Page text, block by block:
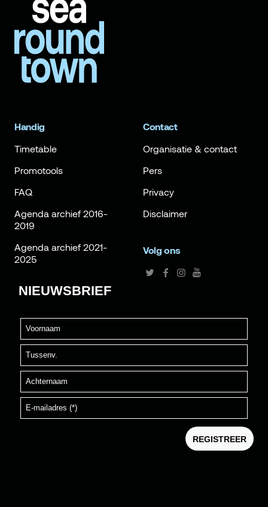
Handig
Timetable
Promotools
FAQ
Agenda archief 2016-
2019
Agenda archief 2021-
2025
Contact
Organisatie & contact
Pers
Privacy
Disclaimer
Volg ons